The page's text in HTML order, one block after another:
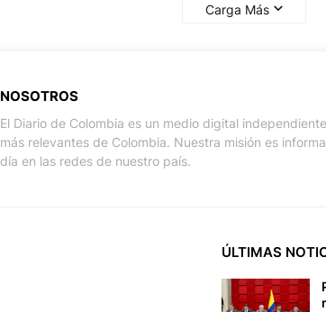
Carga Más
NOSOTROS
El Diario de Colombia es un medio digital
más relevantes de Colombia. Nuestra misión es
día en las redes de nuestro país.
ÚLTIMAS